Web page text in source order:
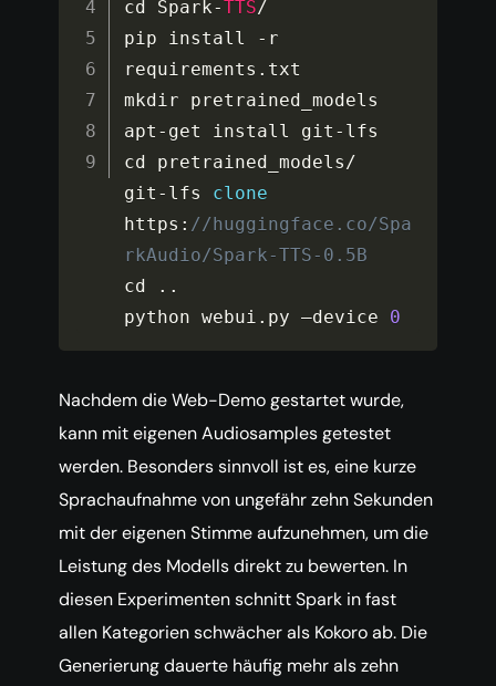
cd Spark-TTS/
pip install - r
requirements . txt
mkdir pretrained_models
apt - get install git - lfs
cd pretrained_models/
git - lfs clone
https : //huggingface.co/Spa
rkAudio/Spark-TTS-0.5B
cd
. .
python webui . py –device 0
Nachdem die Web-Demo gestartet wurde,
kann mit eigenen Audiosamples getestet
werden. Besonders sinnvoll ist es, eine kurze
Sprachaufnahme von ungefähr zehn Sekunden
mit der eigenen Stimme aufzunehmen, um die
Leistung des Modells direkt zu bewerten. In
diesen Experimenten schnitt Spark in fast
allen Kategorien schwächer als Kokoro ab. Die
Generierung dauerte häufig mehr als zehn